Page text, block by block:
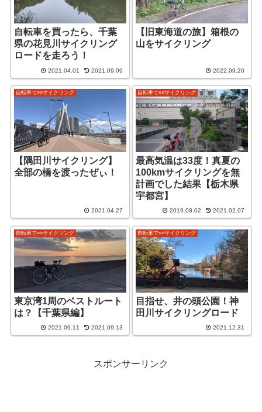
自転車を買ったら、千葉
県の花見川サイクリング
ロードを走ろう！
2021.04.01 2021.09.09
【旧東海道の旅】箱根の
山をサイクリング
2022.09.20
自転車で○○サイクリング
【隅田川サイクリング】
全部の橋を渡ったぜぃ！
2021.04.27
自転車で○○サイクリング
最高気温は33度！真夏の
100kmサイクリングを無
計画でした結果【栃木県
宇都宮】
2019.08.02 2021.02.07
自転車で○○サイクリング
東京湾1周のベストルート
は？【千葉県編】
2021.09.11 2021.09.13
自転車で○○サイクリング
目指せ、井の頭公園！神
田川サイクリングロード
2021.12.31
スポンサーリンク